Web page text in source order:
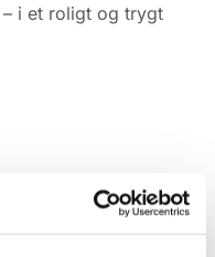
i et roligt og trygt